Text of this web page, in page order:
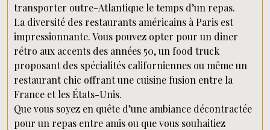
transporter outre-Atlantique le temps d’un repas.
La diversité des restaurants américains à Paris est
impressionnante. Vous pouvez opter pour un diner
rétro aux accents des années 50, un food truck
proposant des spécialités californiennes ou même un
restaurant chic offrant une cuisine fusion entre la
France et les États-Unis.
Que vous soyez en quête d’une ambiance décontractée
pour un repas entre amis ou que vous souhaitiez